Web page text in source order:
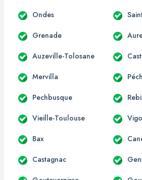
Ondes
Grenade
Auzeville-Tolosane
Mervilla
Pechbusque
Vieille-Toulouse
Bax
Castagnac